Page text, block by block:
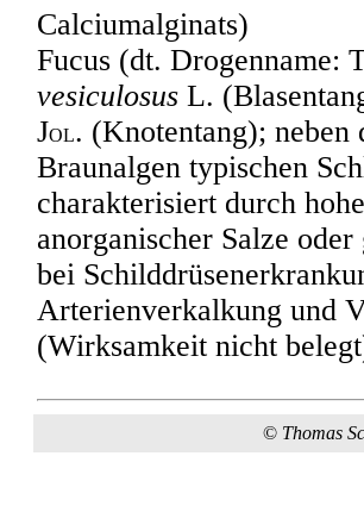
Calciumalginats)
Fucus (dt. Drogenname:
vesiculosus L.
JOL. (Knotentang);
Braunalgen typischen
charakterisiert durch
anorganischer Salze
bei
Arterienverkalkung und
(Wirksamkeit nicht
© Thomas